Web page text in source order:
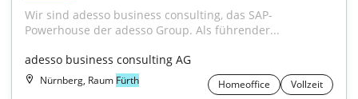
Wir sind adesso business consulting, das SAP-
Powerhouse der adesso Group. Als führender...
adesso business consulting AG
Nürnberg, Raum Fürth Homeoffice Vollzeit